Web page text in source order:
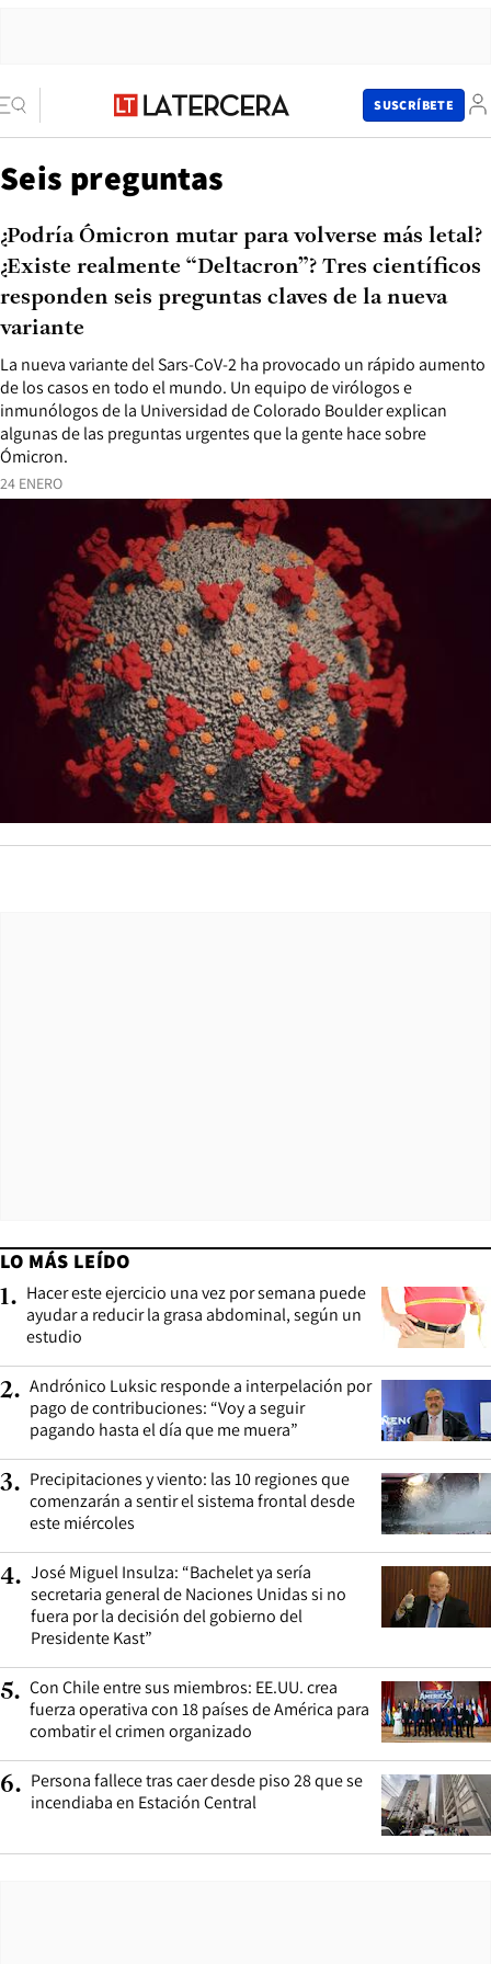
SUSCRÍBETE
Seis preguntas
24 ENERO
La nueva variante del Sars-CoV-2 ha provocado un rápido aumento
de los casos en todo el mundo. Un equipo de virólogos e
inmunólogos de la Universidad de Colorado Boulder explican
algunas de las preguntas urgentes que la gente hace sobre
Ómicron.
¿Podría Ómicron mutar para volverse más letal?
¿Existe realmente “Deltacron”? Tres científicos
responden seis preguntas claves de la nueva
variante
LO MÁS LEÍDO
1. Hacer este ejercicio una vez por semana puede
ayudar a reducir la grasa abdominal, según un
estudio
2. Andrónico Luksic responde a interpelación por
pago de contribuciones: “Voy a seguir
pagando hasta el día que me muera”
3. Precipitaciones y viento: las 10 regiones que
comenzarán a sentir el sistema frontal desde
este miércoles
4. José Miguel Insulza: “Bachelet ya sería
secretaria general de Naciones Unidas si no
fuera por la decisión del gobierno del
Presidente Kast”
5. Con Chile entre sus miembros: EE.UU. crea
fuerza operativa con 18 países de América para
combatir el crimen organizado
6. Persona fallece tras caer desde piso 28 que se
incendiaba en Estación Central